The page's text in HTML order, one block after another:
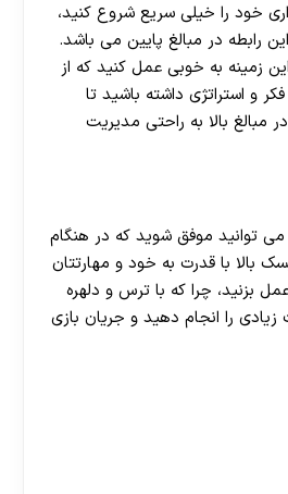
شارژ هدیه بیشتر فقط با ثبت نام در
هات بت
خود را خیلی سریع شروع کنید،
رابطه در مبالغ پایین می باشد.
زمینه به خوبی عمل کنید که از
و استراتژی داشته باشید تا
مبالغ بالا به راحتی مدیریت
می توانید موفق شوید که در هنگام
بالا با قدرت به خود و مهارتتان
بزنید، چرا که با ترس و دلهره
را انجام دهید و جریان بازی